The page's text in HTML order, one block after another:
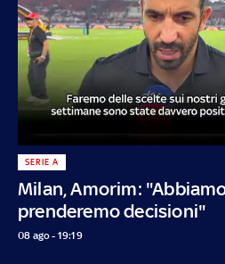
Milan, Amorim:
prenderemo decisioni"
SERIE A
08 ago - 19:19